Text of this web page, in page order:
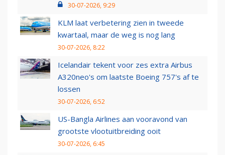
30-07-2026, 9:29
KLM laat verbetering zien in tweede
kwartaal, maar de weg is nog lang
30-07-2026, 8:22
Icelandair tekent voor zes extra Airbus
A320neo's om laatste Boeing 757's af te
lossen
30-07-2026, 6:52
US-Bangla Airlines aan vooravond van
grootste vlootuitbreiding ooit
30-07-2026, 6:45